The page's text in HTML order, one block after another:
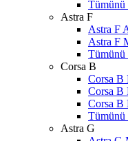
Tümünü
Astra F
Astra F
Astra F
Tümünü
Corsa B
Corsa B
Corsa B
Corsa B
Tümünü
Astra G